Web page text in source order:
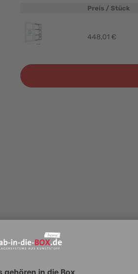
Preis / Stück
448,01 €